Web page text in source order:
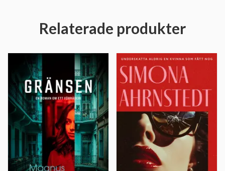
Relaterade produkter